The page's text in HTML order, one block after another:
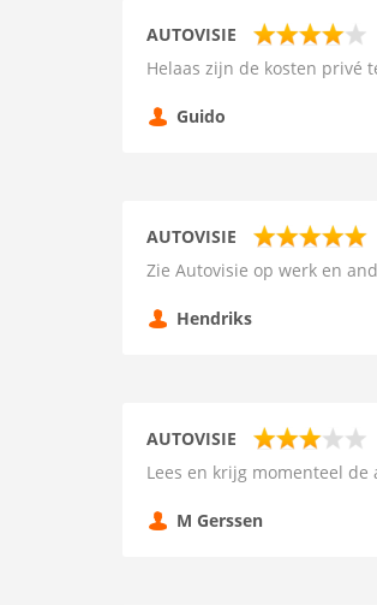
AUTOVISIE
Helaas zijn de kosten privé
Guido
AUTOVISIE
Zie Autovisie op werk en
Hendriks
AUTOVISIE
Lees en krijg momenteel
M Gerssen